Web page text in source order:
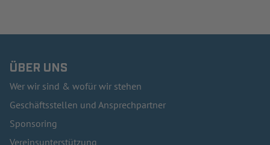
ÜBER UNS
Wer wir sind & wofür wir stehen
Geschäftsstellen und Ansprechpartner
Sponsoring
Vereinsunterstützung